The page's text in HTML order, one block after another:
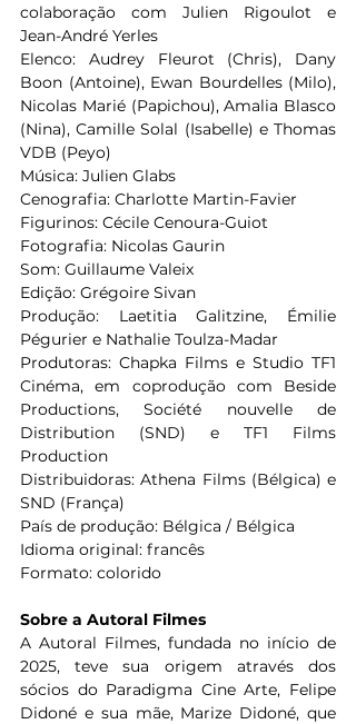
colaboração com Julien Rigoulot e
Jean-André Yerles
Elenco: Audrey Fleurot (Chris), Dany
Boon (Antoine), Ewan Bourdelles (Milo),
Nicolas Marié (Papichou), Amalia Blasco
(Nina), Camille Solal (Isabelle) e Thomas
VDB (Peyo)
Música: Julien Glabs
Cenografia: Charlotte Martin-Favier
Figurinos: Cécile Cenoura-Guiot
Fotografia: Nicolas Gaurin
Som: Guillaume Valeix
Edição: Grégoire Sivan
Produção: Laetitia Galitzine, Émilie
Pégurier e Nathalie Toulza-Madar
Produtoras: Chapka Films e Studio TF1
Cinéma, em coprodução com Beside
Productions, Société nouvelle de
Distribution (SND) e TF1 Films
Production
Distribuidoras: Athena Films (Bélgica) e
SND (França)
País de produção: Bélgica / Bélgica
Idioma original: francês
Formato: colorido
Sobre a Autoral Filmes
A Autoral Filmes, fundada no início de
2025, teve sua origem através dos
sócios do Paradigma Cine Arte, Felipe
Didoné e sua mãe, Marize Didoné, que